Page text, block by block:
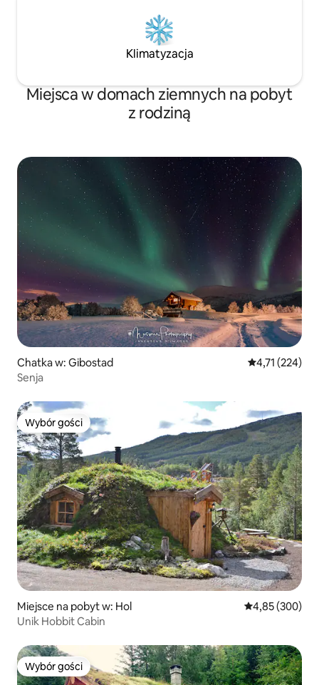
Klimatyzacja
Miejsca w domach ziemnych na pobyt
z rodziną
Chatka w: Gibostad Średnia
4,71 (224)
Senja
Wybór gości
Wybór gości
Miejsce na pobyt w: Hol Średnia
4,85 (300)
Unik Hobbit Cabin
Wybór gości
Wybór gości